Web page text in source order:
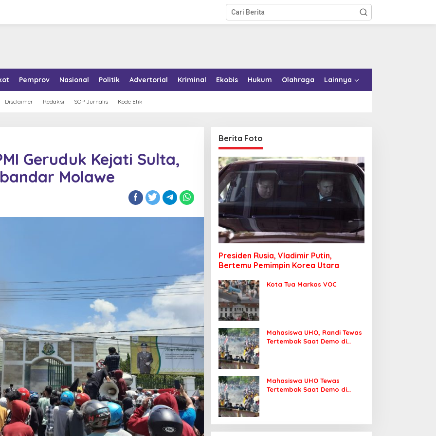
Pemprov Nasional Politik Advertorial Kriminal Ekobis Hukum Olahraga Lainnya
Disclaimer Redaksi SOP Jurnalis Kode Etik
Geruduk Kejati Sulta,
Molawe
Berita Foto
Presiden Rusia, Vladimir Putin,
Bertemu Pemimpin Korea Utara
Kota Tua Markas VOC
Mahasiswa UHO, Randi Tewas
Tertembak Saat Demo di
Mahasiswa UHO Tewas
Tertembak Saat Demo di